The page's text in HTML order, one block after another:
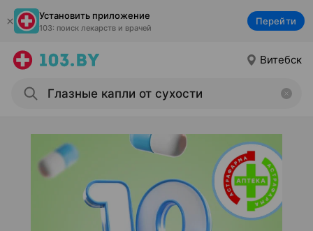
Установить приложение
103: поиск лекарств и врачей
Перейти
Витебск